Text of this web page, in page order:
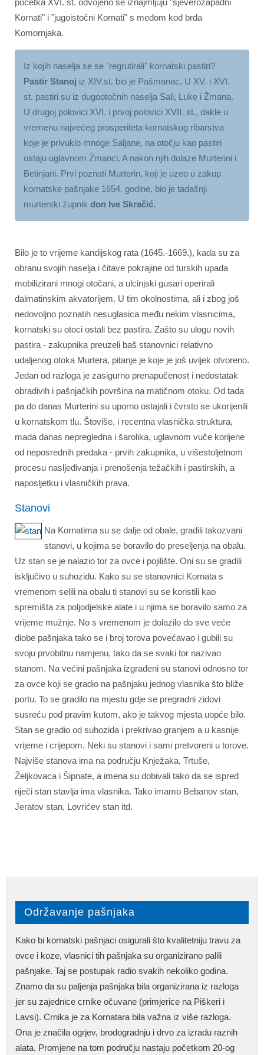
početka XVI. st. odvojeno se iznajmljuju "sjeverozapadni
Kornati" i "jugoistočni Kornati" s međom kod brda
Komornjaka.
Iz kojih naselja se se "regrutirali" kornatski pastiri?
Pastir Stanoj iz XIV.st. bio je Pašmanac. U XV. i XVI.
st. pastiri su iz dugootočnih naselja Sali, Luke i Žmana.
U drugoj polovici XVI. i prvoj polovici XVII. st., dakle u
vremenu najvećeg prosperiteta kornatskog ribarstva
koje je privuklo mnoge Saljane, na otočju kao pastiri
ostaju uglavnom Žmanci. A nakon njih dolaze Murterini i
Betinjani. Prvi poznati Murterin, koji je uzeo u zakup
kornatske pašnjake 1654. godine, bio je tadašnji
murterski župnik don Ive Skračić.
Bilo je to vrijeme kandijskog rata (1645.-1669.), kada su za
obranu svojih naselja i čitave pokrajine od turskih upada
mobilizirani mnogi otočani, a ulcinjski gusari operirali
dalmatinskim akvatorijem. U tim okolnostima, ali i zbog još
nedovoljno poznatih nesuglasica među nekim vlasnicima,
kornatski su otoci ostali bez pastira. Zašto su ulogu novih
pastira - zakupnika preuzeli baš stanovnici relativno
udaljenog otoka Murtera, pitanje je koje je još uvijek otvoreno.
Jedan od razloga je zasigurno prenapučenost i nedostatak
obradivih i pašnjačkih površina na matičnom otoku. Od tada
pa do danas Murterini su uporno ostajali i čvrsto se ukorijenili
u kornatskom tlu. Štoviše, i recentna vlasnička struktura,
mada danas nepregledna i šarolika, uglavnom vuče korijene
od neposrednih predaka - prvih zakupnika, u višestoljetnom
procesu nasljeđivanja i prenošenja težačkih i pastirskih, a
naposljetku i vlasničkih prava.
Stanovi
Na Kornatima su se dalje od obale, gradili takozvani
stanovi, u kojima se boravilo do preseljenja na obalu.
Uz stan se je nalazio tor za ovce i pojilište. Oni su se gradili
isključivo u suhozidu. Kako su se stanovnici Kornata s
vremenom selili na obalu ti stanovi su se koristili kao
spremišta za poljodjelske alate i u njima se boravilo samo za
vrijeme mužnje. No s vremenom je dolazilo do sve veće
diobe pašnjaka tako se i broj torova povećavao i gubili su
svoju prvobitnu namjenu, tako da se svaki tor nazivao
stanom. Na većini pašnjaka izgrađeni su stanovi odnosno tor
za ovce koji se gradio na pašnjaku jednog vlasnika što bliže
portu. To se gradilo na mjestu gdje se pregradni zidovi
susreću pod pravim kutom, ako je takvog mjesta uopće bilo.
Stan se gradio od suhozida i prekrivao granjem a u kasnije
vrijeme i crijepom. Neki su stanovi i sami pretvoreni u torove.
Najviše stanova ima na području Knježaka, Trtuše,
Željkovaca i Šipnate, a imena su dobivali tako da se ispred
riječi stan stavlja ima vlasnika. Tako imamo Bebanov stan,
Jeratov stan, Lovrićev stan itd.
Održavanje pašnjaka
Kako bi kornatski pašnjaci osigurali što kvalitetniju travu za
ovce i koze, vlasnici tih pašnjaka su organizirano palili
pašnjake. Taj se postupak radio svakih nekoliko godina.
Znamo da su paljenja pašnjaka bila organizirana iz razloga
jer su zajednice crnike očuvane (primjerice na Piškeri i
Lavsi). Crnika je za Kornatara bila važna iz više razloga.
Ona je značila ogrjev, brodogradnju i drvo za izradu raznih
alata. Promjene na tom području nastaju početkom 20-og